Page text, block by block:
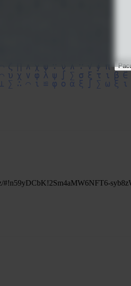
#!n59yDCbK!2Sm4aMW6NFT6-